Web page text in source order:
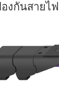
องกันสายไฟ